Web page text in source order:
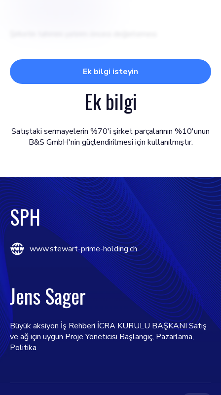
Ek bilgi isteyin
Ek bilgi
Satıştaki sermayelerin %70'i şirket parçalarının %10'unun
B&S GmbH'nin güçlendirilmesi için kullanılmıştır.
SPH
www.stewart-prime-holding.ch
Jens Sager
Büyük aksiyon İş Rehberi İCRA KURULU BAŞKANI Satış
ve ağ için uygun Proje Yöneticisi Başlangıç, Pazarlama,
Politika